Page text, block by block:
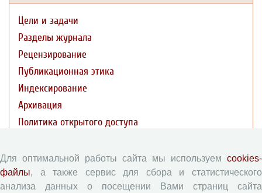
Цели и задачи
Разделы журнала
Рецензирование
Публикационная этика
Индексирование
Архивация
Политика открытого доступа
Публикации
Для оптимальной работы сайта мы используем cookies-
файлы, а также сервис для сбора и статистического
анализа данных о посещении Вами страниц сайта